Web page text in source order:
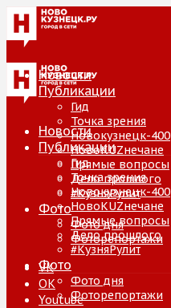
Новости
Публикации
Гид
Точка зрения
Новокузнецк-400
НовоKUZнечане
Прямые вопросы
Дело прошлого
#КузняРулит
Фото
Фото дня
Фоторепортажи
VK
ОК
Youtube
Новости
Публикации
Гид
Точка зрения
Новокузнецк-400
НовоKUZнечане
Прямые вопросы
Дело прошлого
#КузняРулит
Фото
Фото дня
Фоторепортажи